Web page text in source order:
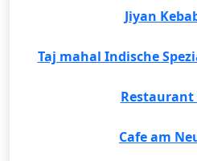
Jiyan
Taj mahal Indische
Restaurant
Cafe am